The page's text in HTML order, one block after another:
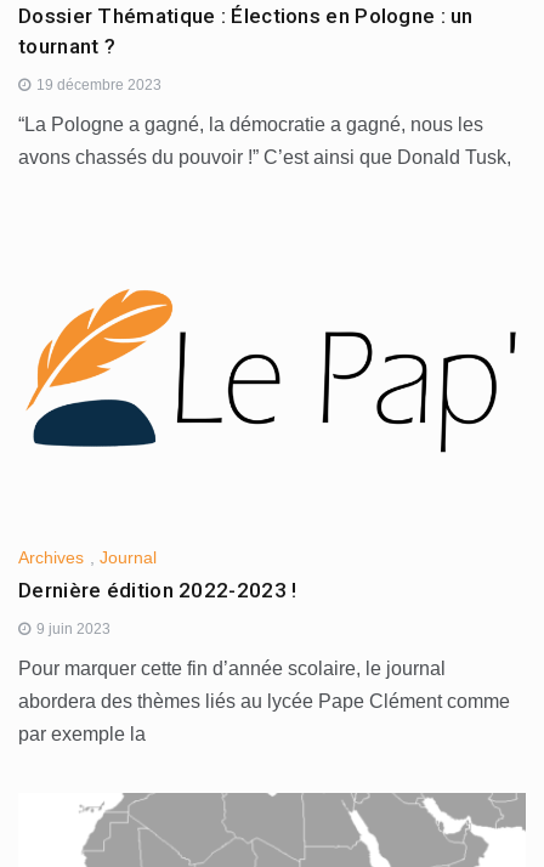
Dossier Thématique : Élections en Pologne : un
tournant ?
19 décembre 2023
“La Pologne a gagné, la démocratie a gagné, nous les
avons chassés du pouvoir !” C’est ainsi que Donald Tusk,
Archives , Journal
Dernière édition 2022-2023 !
9 juin 2023
Pour marquer cette fin d’année scolaire, le journal
abordera des thèmes liés au lycée Pape Clément comme
par exemple la